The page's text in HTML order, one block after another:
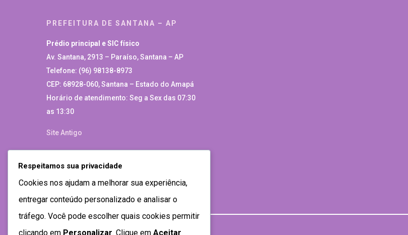
PREFEITURA DE SANTANA – AP
Prédio principal e SIC físico
Av. Santana, 2913 – Paraíso, Santana – AP
Telefone: (96) 98138-8973
CEP: 68928-060, Santana – Estado do Amapá
Horário de atendimento: Seg a Sex das 07:30
as 13:30
Site Antigo
Respeitamos sua privacidade
Cookies nos ajudam a melhorar sua experiência,
entregar conteúdo personalizado e analisar o
tráfego. Você pode escolher quais cookies permitir
clicando em Personalizar. Clique em Aceitar